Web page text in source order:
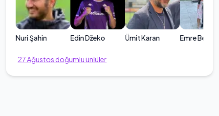
Nuri Şahin Edin Džeko Ümit Karan Emre
27Ağustos doğumlu ünlüler